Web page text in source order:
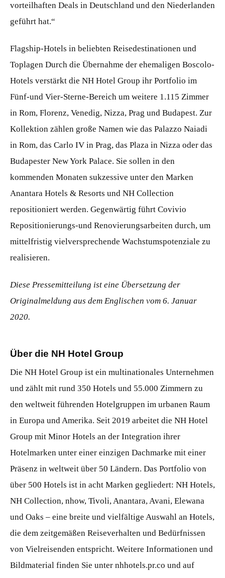
vorteilhaften Deals in Deutschland und den Niederlanden
geführt hat.“
Flagship-Hotels in beliebten Reisedestinationen und
Toplagen Durch die Übernahme der ehemaligen Boscolo-
Hotels verstärkt die NH Hotel Group ihr Portfolio im
Fünf-und Vier-Sterne-Bereich um weitere 1.115 Zimmer
in Rom, Florenz, Venedig, Nizza, Prag und Budapest. Zur
Kollektion zählen große Namen wie das Palazzo Naiadi
in Rom, das Carlo IV in Prag, das Plaza in Nizza oder das
Budapester New York Palace. Sie sollen in den
kommenden Monaten sukzessive unter den Marken
Anantara Hotels & Resorts und NH Collection
repositioniert werden. Gegenwärtig führt Covivio
Repositionierungs-und Renovierungsarbeiten durch, um
mittelfristig vielversprechende Wachstumspotenziale zu
realisieren.
Diese Pressemitteilung ist eine Übersetzung der
Originalmeldung aus dem Englischen vom 6. Januar
2020.
Über die NH Hotel Group
Die NH Hotel Group ist ein multinationales Unternehmen
und zählt mit rund 350 Hotels und 55.000 Zimmern zu
den weltweit führenden Hotelgruppen im urbanen Raum
in Europa und Amerika. Seit 2019 arbeitet die NH Hotel
Group mit Minor Hotels an der Integration ihrer
Hotelmarken unter einer einzigen Dachmarke mit einer
Präsenz in weltweit über 50 Ländern. Das Portfolio von
über 500 Hotels ist in acht Marken gegliedert: NH Hotels,
NH Collection, nhow, Tivoli, Anantara, Avani, Elewana
und Oaks – eine breite und vielfältige Auswahl an Hotels,
die dem zeitgemäßen Reiseverhalten und Bedürfnissen
von Vielreisenden entspricht. Weitere Informationen und
Bildmaterial finden Sie unter nhhotels.pr.co und auf